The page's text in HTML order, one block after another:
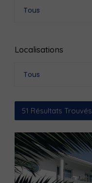
Tous
Localisations
Tous
51 Résultats Trouvés